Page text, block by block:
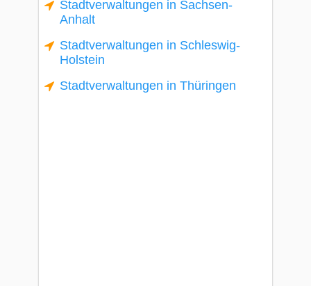
Stadtverwaltungen in Sachsen-
Anhalt
Stadtverwaltungen in Schleswig-
Holstein
Stadtverwaltungen in Thüringen